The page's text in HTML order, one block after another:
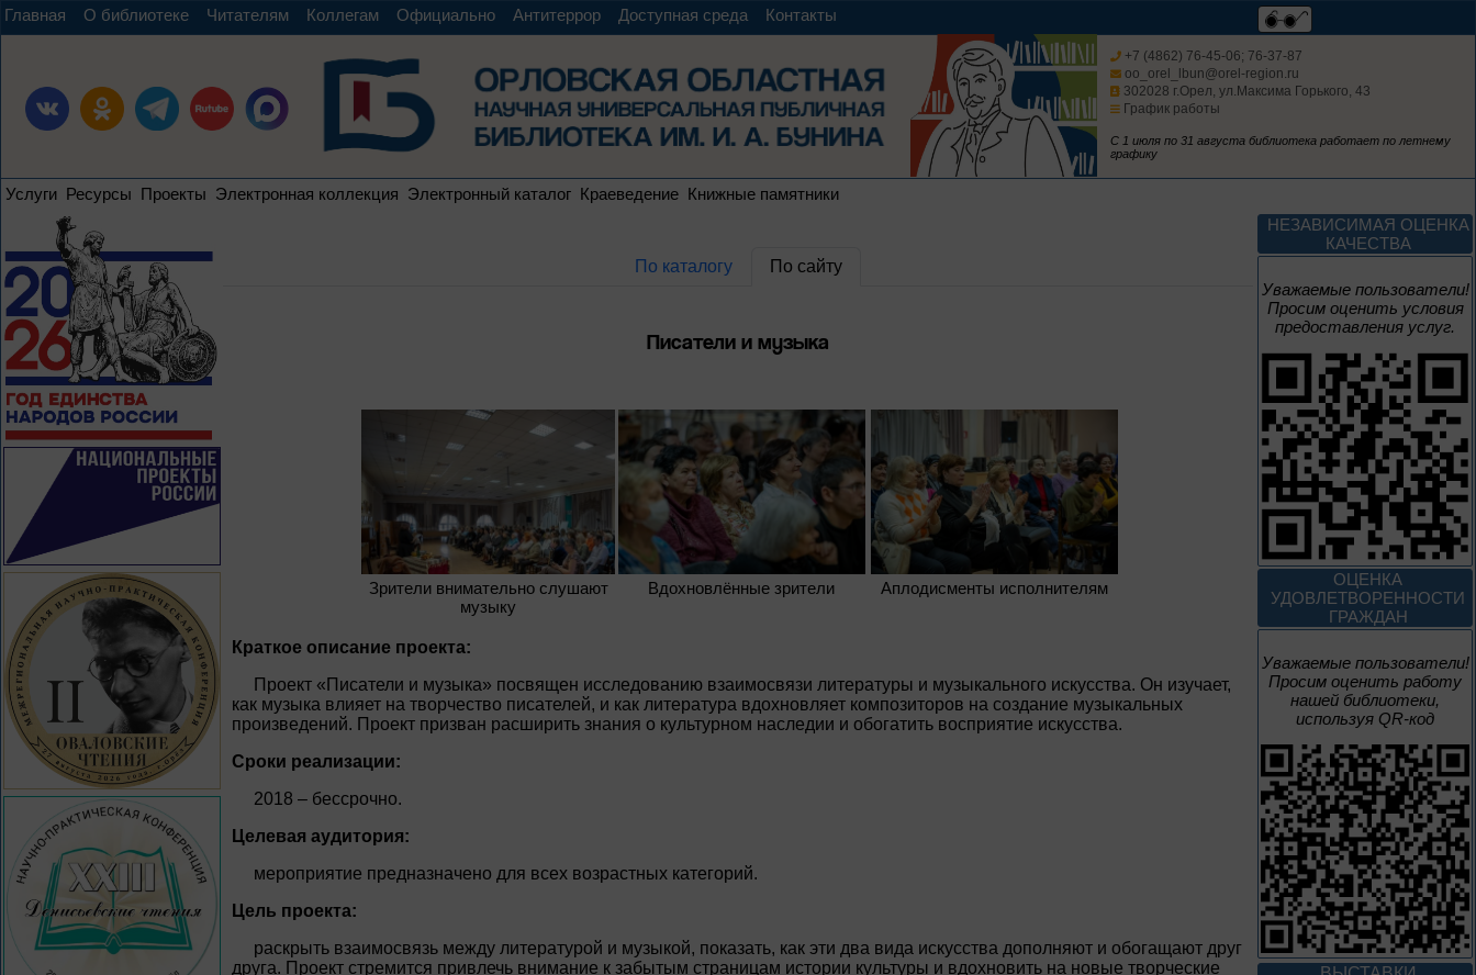
Главная О библиотеке Читателям Коллегам Официально Антитеррор Доступная среда Контакты
+7 (4862) 76-45-06; 76-37-87
oo_orel_lbun@orel-region.ru
302028 г.Орел, ул.Максима Горького, 43
График работы
С 1 июля по 31 августа библиотека работает по летнему
графику
Услуги Ресурсы Проекты Электронная коллекция Электронный каталог Краеведение Книжные памятники
По каталогу По сайту
Писатели и музыка
Зрители внимательно слушают
музыку
Вдохновлённые зрители Аплодисменты исполнителям
Краткое описание проекта:
Проект «Писатели и музыка» посвящен исследованию взаимосвязи литературы и музыкального искусства. Он изучает,
как музыка влияет на творчество писателей, и как литература вдохновляет композиторов на создание музыкальных
произведений. Проект призван расширить знания о культурном наследии и обогатить восприятие искусства.
Сроки реализации:
2018 – бессрочно.
Целевая аудитория:
мероприятие предназначено для всех возрастных категорий.
Цель проекта:
раскрыть взаимосвязь между литературой и музыкой, показать, как эти два вида искусства дополняют и обогащают друг
друга. Проект стремится привлечь внимание к забытым страницам истории культуры и вдохновить на новые творческие
НЕЗАВИСИМАЯ ОЦЕНКА
КАЧЕСТВА
Уважаемые пользователи!
Просим оценить условия
предоставления услуг.
ОЦЕНКА
УДОВЛЕТВОРЕННОСТИ
ГРАЖДАН
Уважаемые пользователи!
Просим оценить работу
нашей библиотеки,
используя QR-код
Творец и муза
нацизма мы были
вместе
многонациональной страны
3 – 17 августа
Век Аполлинария
К 170-летию со дня рождения
живописца
А. М. Васнецова
2 июня – 20
августа
Человек и природа
10 – 24 августа
95 лет со дня рождения
композитора Микаэла
Леоновича Таривердиева
10 – 24 августа
Sir Walter Scott
К 255-летию со дня рождения